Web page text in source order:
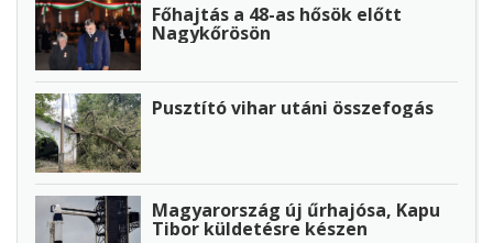
Főhajtás a 48-as hősök előtt
Nagykőrösön
Pusztító vihar utáni összefogás
Magyarország új űrhajósa, Kapu
Tibor küldetésre készen